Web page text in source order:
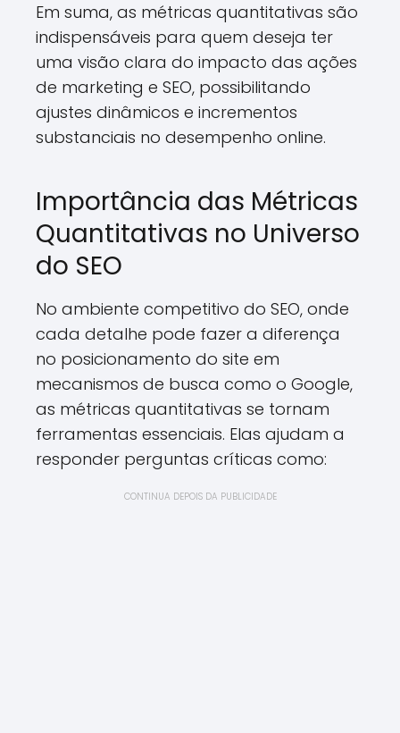
Em suma, as métricas quantitativas são
indispensáveis para quem deseja ter
uma visão clara do impacto das ações
de marketing e SEO, possibilitando
ajustes dinâmicos e incrementos
substanciais no desempenho online.
Importância das Métricas
Quantitativas no Universo
do SEO
No ambiente competitivo do SEO, onde
cada detalhe pode fazer a diferença
no posicionamento do site em
mecanismos de busca como o Google,
as métricas quantitativas se tornam
ferramentas essenciais. Elas ajudam a
responder perguntas críticas como:
CONTINUA DEPOIS DA PUBLICIDADE